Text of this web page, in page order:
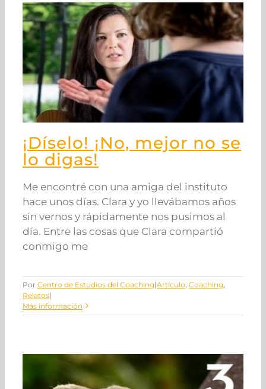
¡Díselo! ¡No, mejor no se
lo digas!
Me encontré con una amiga del instituto
hace unos días. Clara y yo llevábamos años
sin vernos y rápidamente nos pusimos al
día. Entre las cosas que Clara compartió
conmigo me
Por Centro de Estudios del Coaching|Artículo Coaching
Relatos|
Más información